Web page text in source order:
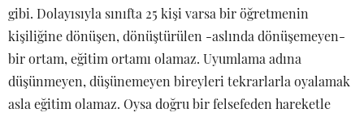
gibi. Dolayısıyla sınıfta 25 kişi varsa bir öğretmenin
kişiliğine dönüşen, dönüştürülen -aslında dönüşemeyen-
bir ortam, eğitim ortamı olamaz. Uyumlama adına
düşünmeyen, düşünemeyen bireyleri tekrarlarla oyalamak
asla eğitim olamaz. Oysa doğru bir felsefeden hareketle